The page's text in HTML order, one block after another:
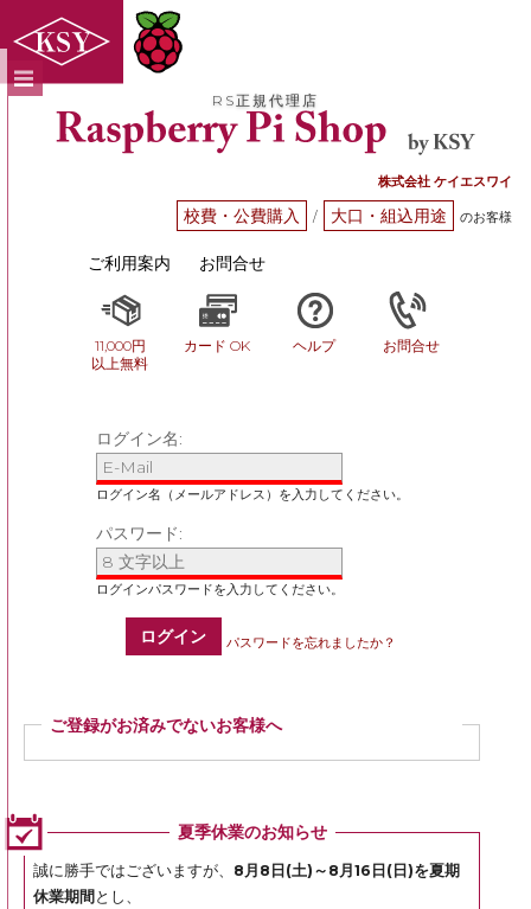
RS正規代理店
株式会社 ケイエスワイ
校費・公費購入 / 大口・組込用途 のお客様
ご利用案内 お問合せ
11,000円
以上無料
カード OK ヘルプ お問合せ
ログイン名:
パスワード:
ログイン パスワードを忘れましたか？
ご登録がお済みでないお客様へ
ご登録いただくと商品ご購入の際、お届け先情報などを毎回ご入力いただかなく
夏季休業のお知らせ
誠に勝手ではございますが、 8月8日(土)～8月16日(日)を夏期
休業期間 とし、